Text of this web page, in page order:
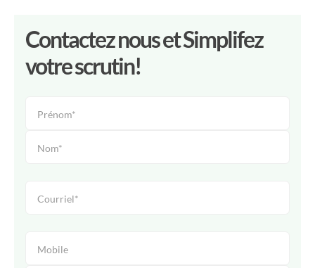
Contactez nous et Simplifez
votre scrutin!